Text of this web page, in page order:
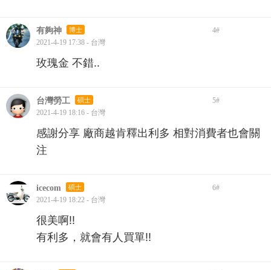
有夠神 博士 4#
2021-4-19 17:38 - 台灣
玫瑰金 不錯..
台灣勞工 碩士 5#
2021-4-19 18:16 - 台灣
感謝分享 廠商越肯釋出利多 相對消費者也會關
注
icecom 碩士 6#
2021-4-19 18:22 - 台灣
很美啊!!
有利多，就會有人買單!!